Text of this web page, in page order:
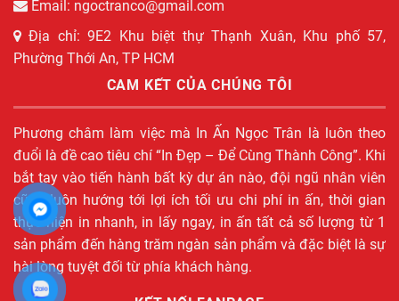
Email: ngoctranco@gmail.com
Địa chỉ: 9E2 Khu biệt thự Thạnh Xuân, Khu phố 57,
Phường Thới An, TP HCM
CAM KẾT CỦA CHÚNG TÔI
Phương châm làm việc mà In Ấn Ngọc Trân là luôn theo
đuổi là đề cao tiêu chí “In Đẹp – Để Cùng Thành Công”. Khi
bắt tay vào tiến hành bất kỳ dự án nào, đội ngũ nhân viên
cũng luôn hướng tới lợi ích tối ưu chi phí in ấn, thời gian
thực hiện in nhanh, in lấy ngay, in ấn tất cả số lượng từ 1
sản phẩm đến hàng trăm ngàn sản phẩm và đặc biệt là sự
hài lòng tuyệt đối từ phía khách hàng.